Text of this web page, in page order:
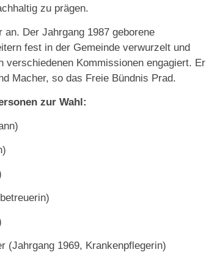
zu prägen.
Der Jahrgang 1987 geborene
fest in der Gemeinde verwurzelt und
verschiedenen Kommissionen engagiert. Er
Macher, so das Freie Bündnis Prad.
zur Wahl:
(Jahrgang 1969, Krankenpflegerin)